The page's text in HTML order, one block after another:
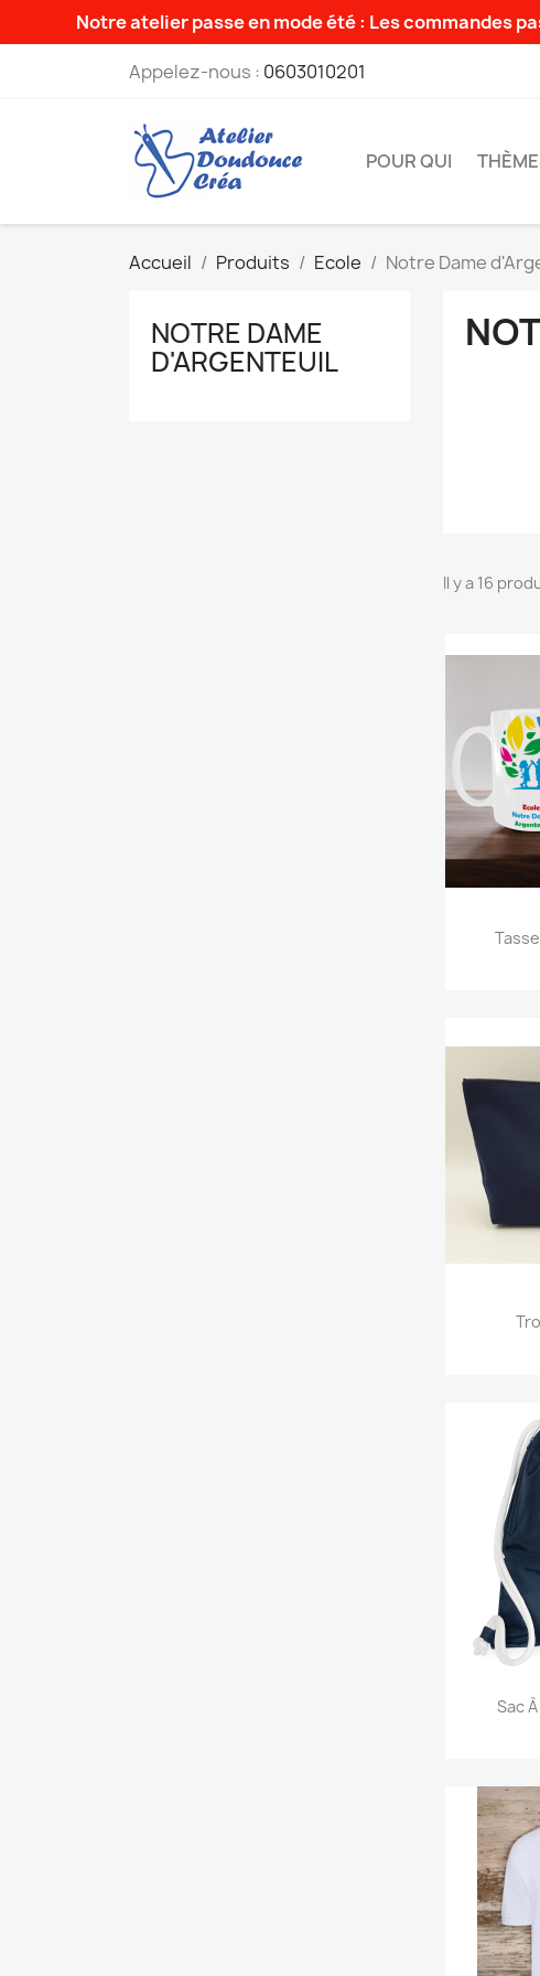
Notre atelier passe en mode été : Les commandes
Appelez-nous : 0603010201
POUR QUI
Accueil Produits Ecole Notre Dame
NOTRE DAME
D'ARGENTEUIL
Il y a 16



Sac